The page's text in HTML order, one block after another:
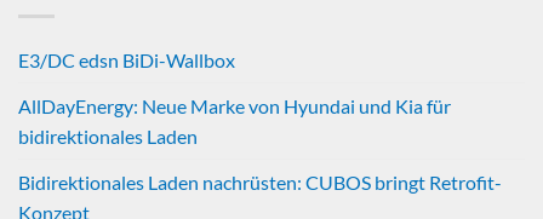
E3/DC edsn BiDi-Wallbox
AllDayEnergy: Neue Marke von Hyundai und Kia für
bidirektionales Laden
Bidirektionales Laden nachrüsten: CUBOS bringt Retrofit-
Konzept